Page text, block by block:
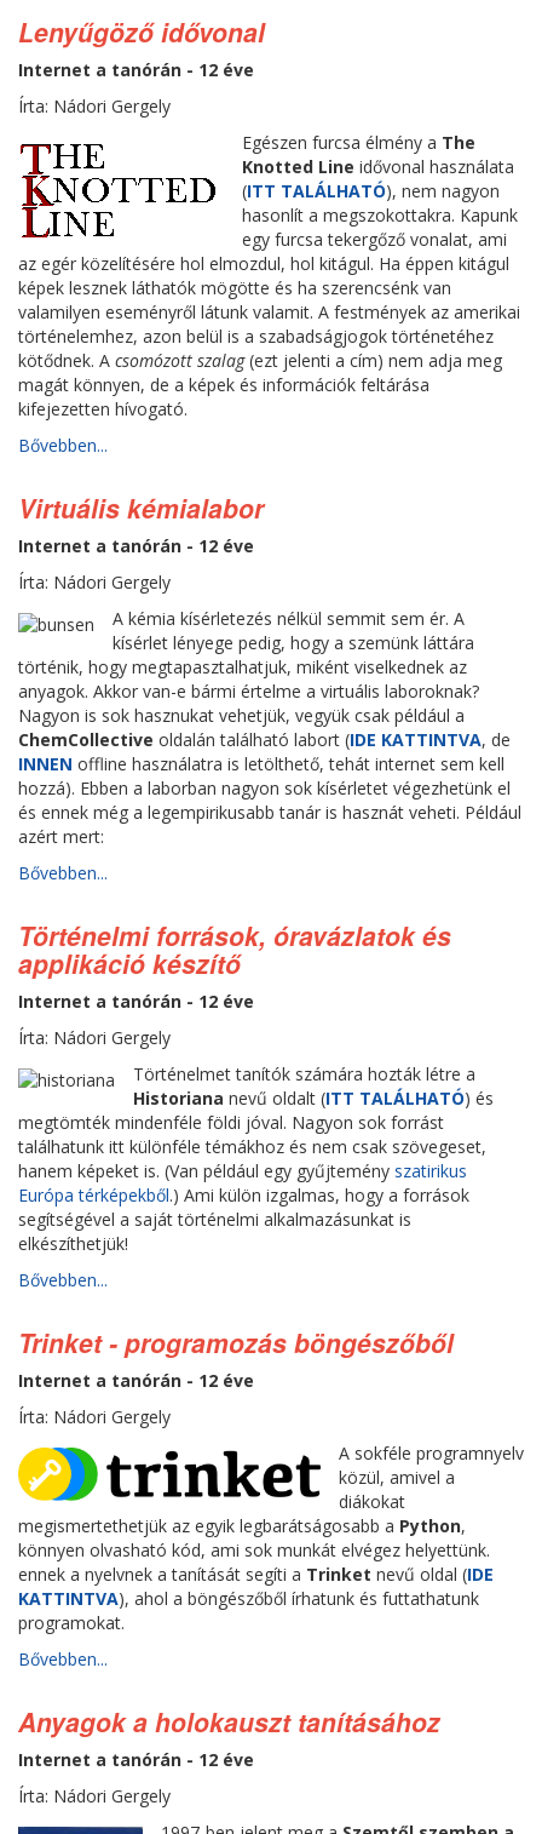
Lenyűgöző idővonal
Internet a tanórán - 12 éve
Írta: Nádori Gergely
Egészen furcsa élmény a The
Knotted Line idővonal használata
(ITT TALÁLHATÓ), nem nagyon
hasonlít a megszokottakra. Kapunk
egy furcsa tekergőző vonalat, ami
az egér közelítésére hol elmozdul, hol kitágul. Ha éppen kitágul
képek lesznek láthatók mögötte és ha szerencsénk van
valamilyen eseményről látunk valamit. A festmények az amerikai
történelemhez, azon belül is a szabadságjogok történetéhez
kötődnek. A csomózott szalag(ezt jelenti a cím) nem adja meg
magát könnyen, de a képek és információk feltárása
kifejezetten hívogató.
Bővebben...
Virtuális kémialabor
Internet a tanórán - 12 éve
Írta: Nádori Gergely
A kémia kísérletezés nélkül semmit sem ér. A
kísérlet lényege pedig, hogy a szemünk láttára
történik, hogy megtapasztalhatjuk, miként viselkednek az
anyagok. Akkor van-e bármi értelme a virtuális laboroknak?
Nagyon is sok hasznukat vehetjük, vegyük csak például a
ChemCollective oldalán található labort (IDE KATTINTVA, de
INNEN offline használatra is letölthető, tehát internet sem kell
hozzá). Ebben a laborban nagyon sok kísérletet végezhetünk el
és ennek még a legempirikusabb tanár is hasznát veheti. Például
azért mert:
Bővebben...
Történelmi források, óravázlatok és
applikáció készítő
Internet a tanórán - 12 éve
Írta: Nádori Gergely
Történelmet tanítók számára hozták létre a
Historiana nevű oldalt (ITT TALÁLHATÓ) és
megtömték mindenféle földi jóval. Nagyon sok forrást
találhatunk itt különféle témákhoz és nem csak szövegeset,
hanem képeket is. (Van például egy gyűjtemény szatirikus
Európa térképekből.) Ami külön izgalmas, hogy a források
segítségével a saját történelmi alkalmazásunkat is
elkészíthetjük!
Bővebben...
Trinket - programozás böngészőből
Internet a tanórán - 12 éve
Írta: Nádori Gergely
A sokféle programnyelv
közül, amivel a
diákokat
megismertethetjük az egyik legbarátságosabb a Python,
könnyen olvasható kód, ami sok munkát elvégez helyettünk.
ennek a nyelvnek a tanítását segíti a Trinket nevű oldal (IDE
KATTINTVA), ahol a böngészőből írhatunk és futtathatunk
programokat.
Bővebben...
Anyagok a holokauszt tanításához
Internet a tanórán - 12 éve
Írta: Nádori Gergely